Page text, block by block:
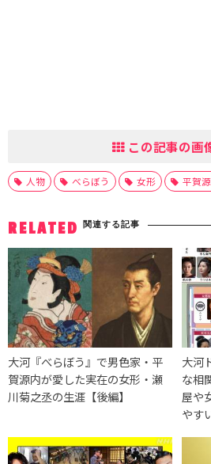
この記事の画
人物 べらぼう 女形 平賀
RELATED 関連する記事
大河『べらぼう』で男色家・平
賀源内が愛した実在の女形・瀬
川菊之丞の生涯【後編】
大河
な相
屋や
やす